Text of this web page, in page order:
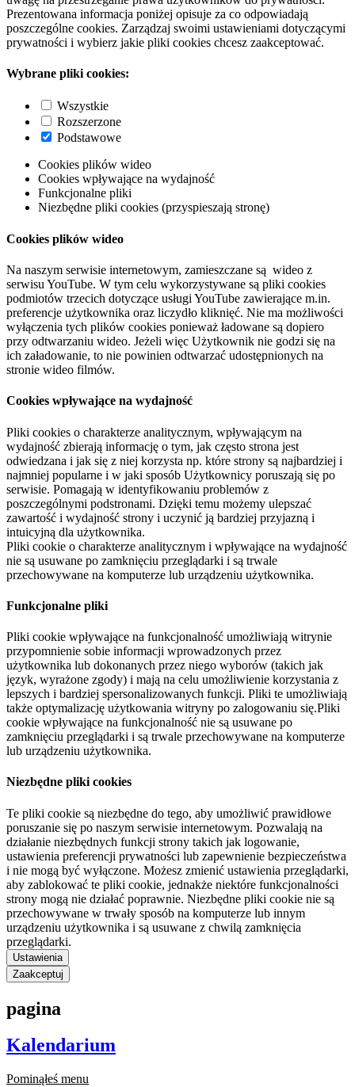
Prezentowana informacja poniżej opisuje za co odpowiadają
poszczególne cookies. Zarządzaj swoimi ustawieniami dotyczącymi
prywatności i wybierz jakie pliki cookies chcesz zaakceptować.
Wybrane pliki cookies:
Wszystkie
Rozszerzone
Podstawowe
Cookies plików wideo
Cookies wpływające na wydajność
Funkcjonalne pliki
Niezbędne pliki cookies (przyspieszają stronę)
Cookies plików wideo
Na naszym serwisie internetowym, zamieszczane są wideo z
serwisu YouTube. W tym celu wykorzystywane są pliki cookies
podmiotów trzecich dotyczące usługi YouTube zawierające m.in.
preferencje użytkownika oraz liczydło kliknięć. Nie ma możliwości
wyłączenia tych plików cookies ponieważ ładowane są dopiero
przy odtwarzaniu wideo. Jeżeli więc Użytkownik nie godzi się na
ich załadowanie, to nie powinien odtwarzać udostępnionych na
stronie wideo filmów.
Cookies wpływające na wydajność
Pliki cookies o charakterze analitycznym, wpływającym na
wydajność zbierają informację o tym, jak często strona jest
odwiedzana i jak się z niej korzysta np. które strony są najbardziej i
najmniej popularne i w jaki sposób Użytkownicy poruszają się po
serwisie. Pomagają w identyfikowaniu problemów z
poszczególnymi podstronami. Dzięki temu możemy ulepszać
zawartość i wydajność strony i uczynić ją bardziej przyjazną i
intuicyjną dla użytkownika.
Pliki cookie o charakterze analitycznym i wpływające na wydajność
nie są usuwane po zamknięciu przeglądarki i są trwale
przechowywane na komputerze lub urządzeniu użytkownika.
Funkcjonalne pliki
Pliki cookie wpływające na funkcjonalność umożliwiają witrynie
przypomnienie sobie informacji wprowadzonych przez
użytkownika lub dokonanych przez niego wyborów (takich jak
język, wyrażone zgody) i mają na celu umożliwienie korzystania z
lepszych i bardziej spersonalizowanych funkcji. Pliki te umożliwiają
także optymalizację użytkowania witryny po zalogowaniu się.Pliki
cookie wpływające na funkcjonalność nie są usuwane po
zamknięciu przeglądarki i są trwale przechowywane na komputerze
lub urządzeniu użytkownika.
Niezbędne pliki cookies
Te pliki cookie są niezbędne do tego, aby umożliwić prawidłowe
poruszanie się po naszym serwisie internetowym. Pozwalają na
działanie niezbędnych funkcji strony takich jak logowanie,
ustawienia preferencji prywatności lub zapewnienie bezpieczeństwa
i nie mogą być wyłączone. Możesz zmienić ustawienia przeglądarki,
aby zablokować te pliki cookie, jednakże niektóre funkcjonalności
strony mogą nie działać poprawnie. Niezbędne pliki cookie nie są
przechowywane w trwały sposób na komputerze lub innym
urządzeniu użytkownika i są usuwane z chwilą zamknięcia
przeglądarki.
Ustawienia
Zaakceptuj
pagina
Kalendarium
Pominąłeś menu